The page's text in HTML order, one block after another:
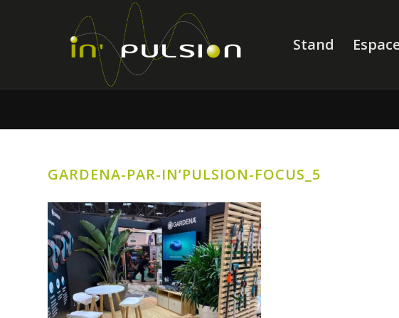
Stand
GARDENA-PAR-IN’PULSION-FOCUS_5